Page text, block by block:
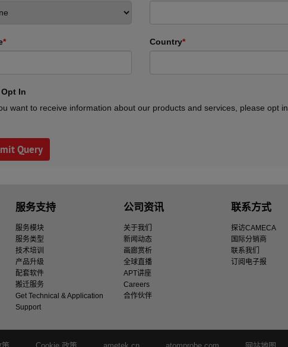
* Country*
In
want to receive information about our products and services, please opt in
服务支持
服务模块
服务类型
技术培训
产品升级
配套软件
搬迁服务
Get Technical & Application
Support
公司资讯
关于我们
新闻动态
画廊赏析
全球直播
APT讲座
Careers
合作伙伴
联系方式
探访CAMECA
国际分销商
联系我们
订阅电子报